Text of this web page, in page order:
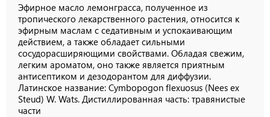
Эфирное масло лемонграсса, полученное из
тропического лекарственного растения, относится к
эфирным маслам с седативным и успокаивающим
действием, а также обладает сильными
сосудорасширяющими свойствами. Обладая свежим,
легким ароматом, оно также является приятным
антисептиком и дезодорантом для диффузии.
Латинское название: Cymbopogon flexuosus (Nees ex
Steud) W. Wats. Дистиллированная часть: травянистые
части